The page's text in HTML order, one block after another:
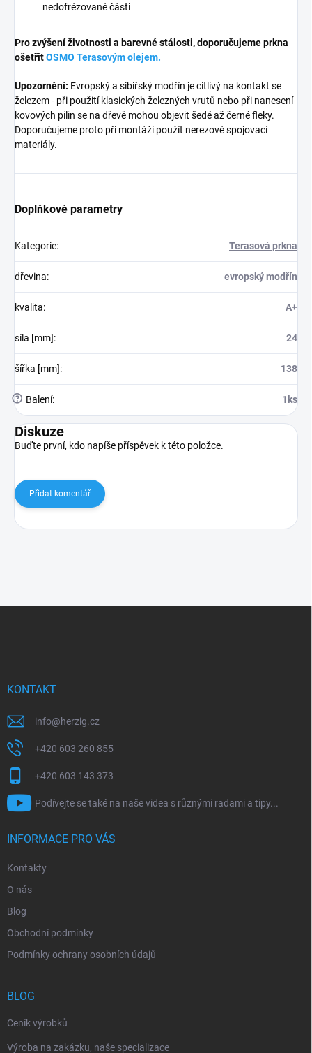
nedofrézované části
Pro zvýšení životnosti a barevné stálosti, doporučujeme prkna
ošetřitOSMO Terasovým olejem.
Upozornění: Evropský a sibiřský modřín je citlivý na kontakt se
železem - při použití klasických železných vrutů nebo při nanesení
kovových pilin se na dřevě mohou objevit šedé až černé fleky.
Doporučujeme proto při montáži použít nerezové spojovací
materiály.
Doplňkové parametry
Kategorie: Terasová prkna
dřevina: evropský modřín
kvalita: A+
síla [mm]: 24
šířka [mm]: 138
? Balení: 1ks
Diskuze
Buďte první, kdo napíše příspěvek k této položce.
Přidat komentář
KONTAKT
info@herzig.cz
+420 603 260 855
+420 603 143 373
Podívejte se také na naše videa s různými radami a tipy...
INFORMACE PRO VÁS
Kontakty
O nás
Blog
Obchodní podmínky
Podmínky ochrany osobních údajů
BLOG
Ceník výrobků
Výroba na zakázku, naše specializace